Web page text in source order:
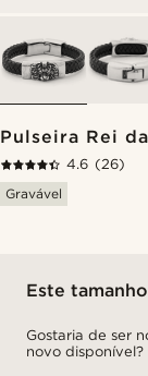
Pulseira Rei
4.6 (26)
Gravável
Este
Gostaria de ser
novo disponível?